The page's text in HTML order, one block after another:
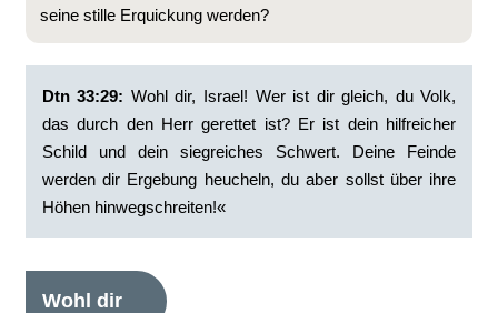
seine stille Erquickung werden?
Dtn 33:29: ‭Wohl dir, Israel! Wer ist dir gleich, du Volk,
das durch den Herr gerettet ist? Er ist dein hilfreicher
Schild und dein siegreiches Schwert. Deine Feinde
werden dir Ergebung heucheln, du aber sollst über ihre
Höhen hinwegschreiten!«
Wohl dir